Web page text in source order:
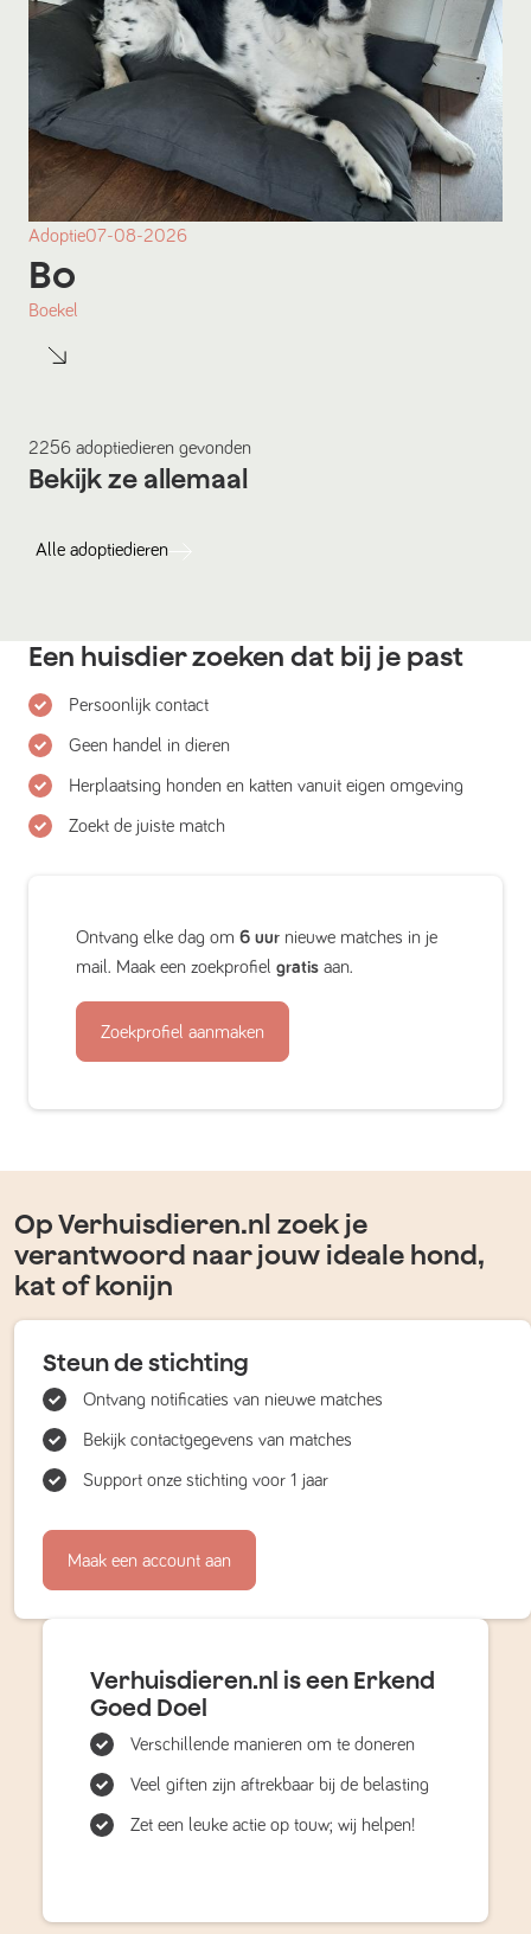
Adoptie07-08-2026
Bo
Boekel
2256 adoptiedieren gevonden
Bekijk ze allemaal
Alle adoptiedieren
Een huisdier zoeken dat bij je past
Persoonlijk contact
Geen handel in dieren
Herplaatsing honden en katten vanuit eigen omgeving
Zoekt de juiste match
Ontvang elke dag om 6 uur nieuwe matches in je
mail. Maak een zoekprofiel gratis aan.
Zoekprofiel aanmaken
Op Verhuisdieren.nl zoek je
verantwoord naar jouw ideale hond,
kat of konijn
Steun de stichting
Ontvang notificaties van nieuwe matches
Bekijk contactgegevens van matches
Support onze stichting voor 1 jaar
Maak een account aan
Verhuisdieren.nl is een Erkend
Goed Doel
Verschillende manieren om te doneren
Veel giften zijn aftrekbaar bij de belasting
Zet een leuke actie op touw; wij helpen!